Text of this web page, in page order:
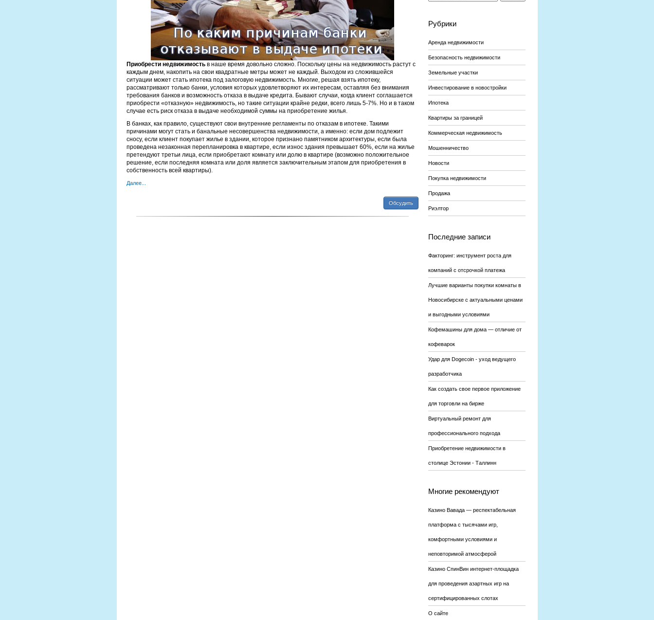
Приобрести недвижимостьв наше время довольно сложно. Поскольку цены на недвижимость растут с
каждым днем, накопить на свои квадратные метры может не каждый. Выходом из сложившейся
ситуации может стать ипотека под залоговую недвижимость. Многие, решая взять ипотеку,
рассматривают только банки, условия которых удовлетворяют их интересам, оставляя без внимания
требования банков и возможность отказа в выдаче кредита. Бывают случаи, когда клиент соглашается
приобрести «отказную» недвижимость, но такие ситуации крайне редки, всего лишь 5-7%. Но и в таком
случае есть риск отказа в выдаче необходимой суммы на приобретение жилья.
В банках, как правило, существуют свои внутренние регламенты по отказам в ипотеке. Такими
причинами могут стать и банальные несовершенства недвижимости, а именно: если дом подлежит
сносу, если клиент покупает жилье в здании, которое признано памятником архитектуры, если была
проведена незаконная перепланировка в квартире, если износ здания превышает 60%, если на жилье
претендуют третьи лица, если приобретают комнату или долю в квартире (возможно положительное
решение, если последняя комната или доля является заключительным этапом для приобретения в
собственность всей квартиры).
Далее...
Обсудить
Рубрики
Аренда недвижимости
Безопасность недвижимости
Земельные участки
Инвестирование в новостройки
Ипотека
Квартиры за границей
Коммерческая недвижимость
Мошенничество
Новости
Покупка недвижимости
Продажа
Риэлтор
Последние записи
Факторинг: инструмент роста для
компаний с отсрочкой платежа
Лучшие варианты покупки комнаты в
Новосибирске с актуальными ценами
и выгодными условиями
Кофемашины для дома — отличие от
кофеварок
Удар для Dogecoin - уход ведущего
разработчика
Как создать свое первое приложение
для торговли на бирже
Виртуальный ремонт для
профессионального подхода
Приобретение недвижимости в
столице Эстонии - Таллинн
Многие рекомендуют
Казино Вавада — респектабельная
платформа с тысячами игр,
комфортными условиями и
неповторимой атмосферой
Казино СпинВин интернет-площадка
для проведения азартных игр на
сертифицированных слотах
О сайте